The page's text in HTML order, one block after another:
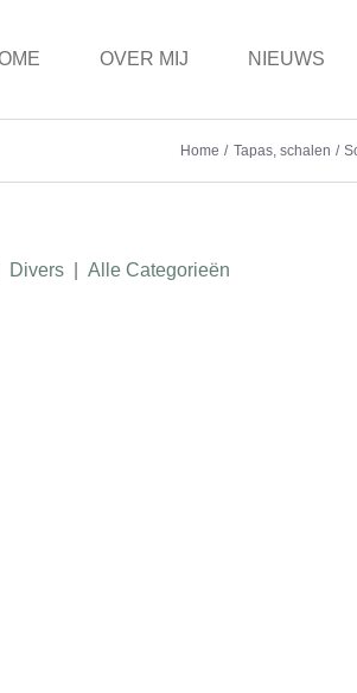
OVER MIJ NIEUWS
Home Tapas, schalen
Divers| Alle Categorieën